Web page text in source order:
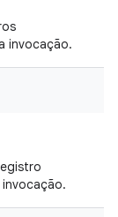
invocação.